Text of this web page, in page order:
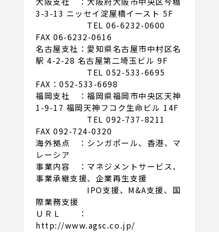
3-3-13 ニッセイ淀屋橋イースト 5F
TEL 06-6232-0600
FAX 06-6232-0616
名古屋支社：愛知県名古屋市中村区名
駅 4-2-28 名古屋第二埼玉ビル 9F
TEL 052-533-6695
FAX：052-533-6698
福岡支社 ：福岡県福岡市中央区天神
1-9-17 福岡天神フコク生命ビル 14F
TEL 092-737-8211
FAX 092-724-0320
海外拠点 ：シンガポール、香港、マ
レーシア
事業内容 ：マネジメントサービス、
事業承継支援、企業再生支援
IPO支援、M&A支援、国
際業務支援
ＵＲＬ ：
http://www.agsc.co.jp/